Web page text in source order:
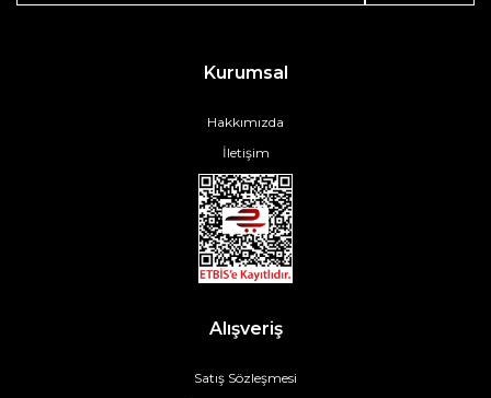
Kurumsal
Hakkımızda
İletişim
Alışveriş
Satış Sözleşmesi